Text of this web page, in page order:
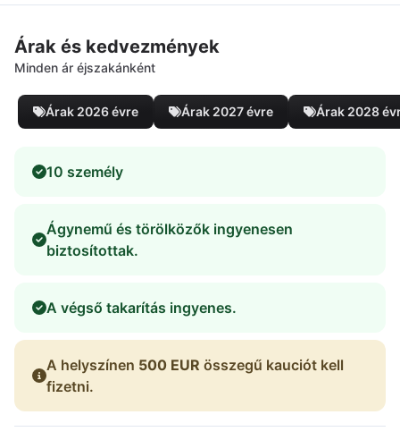
Árak és kedvezmények
Minden ár éjszakánként
Árak 2026 évre Árak 2027 évre Árak 2028
10 személy
Ágynemű és törölközők ingyenesen
biztosítottak.
A végső takarítás ingyenes.
A helyszínen 500 EUR összegű kauciót kell
fizetni.